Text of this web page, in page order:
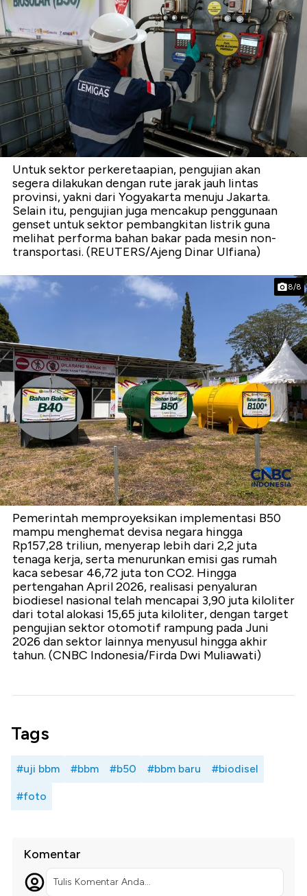
Untuk sektor perkeretaapian, pengujian akan
segera dilakukan dengan rute jarak jauh lintas
provinsi, yakni dari Yogyakarta menuju Jakarta.
Selain itu, pengujian juga mencakup penggunaan
genset untuk sektor pembangkitan listrik guna
melihat performa bahan bakar pada mesin non-
transportasi. (REUTERS/Ajeng Dinar Ulfiana)
8/8
Pemerintah memproyeksikan implementasi B50
mampu menghemat devisa negara hingga
Rp157,28 triliun, menyerap lebih dari 2,2 juta
tenaga kerja, serta menurunkan emisi gas rumah
kaca sebesar 46,72 juta ton CO2. Hingga
pertengahan April 2026, realisasi penyaluran
biodiesel nasional telah mencapai 3,90 juta kiloliter
dari total alokasi 15,65 juta kiloliter, dengan target
pengujian sektor otomotif rampung pada Juni
2026 dan sektor lainnya menyusul hingga akhir
tahun. (CNBC Indonesia/Firda Dwi Muliawati)
Tags
#uji bbm #bbm #b50 #bbm baru #biodisel
#foto
Komentar
Tulis Komentar Anda...